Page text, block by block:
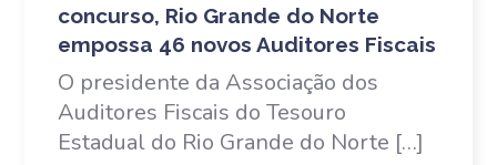
concurso, Rio Grande do Norte
empossa 46 novos Auditores Fiscais
O presidente da Associação dos
Auditores Fiscais do Tesouro
Estadual do Rio Grande do Norte […]